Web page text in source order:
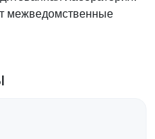
межведомственные